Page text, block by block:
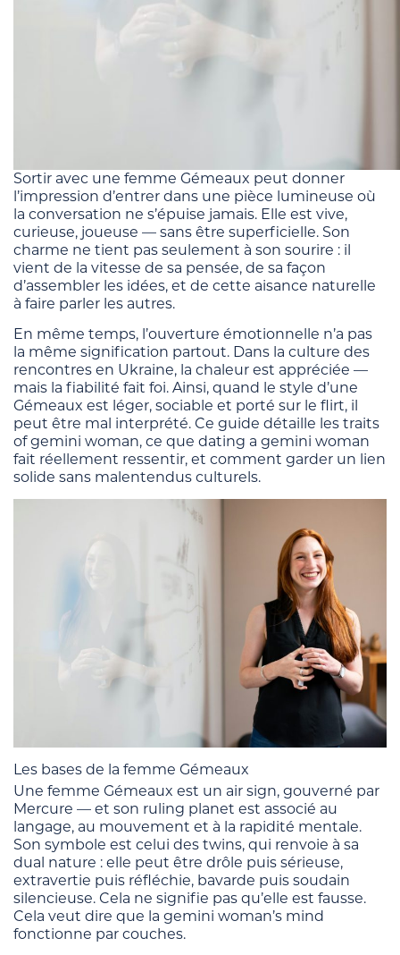
Sortir avec une femme Gémeaux peut donner
l’impression d’entrer dans une pièce lumineuse où
la conversation ne s’épuise jamais. Elle est vive,
curieuse, joueuse — sans être superficielle. Son
charme ne tient pas seulement à son sourire : il
vient de la vitesse de sa pensée, de sa façon
d’assembler les idées, et de cette aisance naturelle
à faire parler les autres.
En même temps, l’ouverture émotionnelle n’a pas
la même signification partout. Dans la culture des
rencontres en Ukraine, la chaleur est appréciée —
mais la fiabilité fait foi. Ainsi, quand le style d’une
Gémeaux est léger, sociable et porté sur le flirt, il
peut être mal interprété. Ce guide détaille les traits
of gemini woman, ce que dating a gemini woman
fait réellement ressentir, et comment garder un lien
solide sans malentendus culturels.
Les bases de la femme Gémeaux
Une femme Gémeaux est un air sign, gouverné par
Mercure — et son ruling planet est associé au
langage, au mouvement et à la rapidité mentale.
Son symbole est celui des twins, qui renvoie à sa
dual nature : elle peut être drôle puis sérieuse,
extravertie puis réfléchie, bavarde puis soudain
silencieuse. Cela ne signifie pas qu’elle est fausse.
Cela veut dire que la gemini woman’s mind
fonctionne par couches.